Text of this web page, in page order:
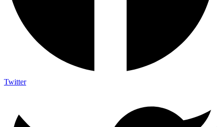
Twitter